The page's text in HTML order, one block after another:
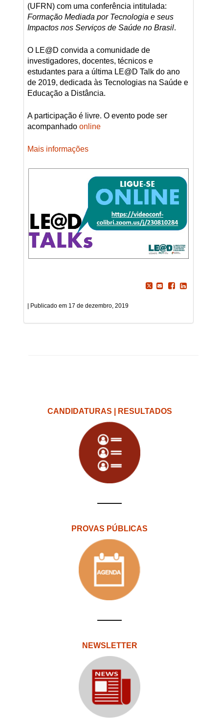
(UFRN) com uma conferência intitulada:
Formação Mediada por Tecnologia e seus
Impactos nos Serviços de Saúde no Brasil.
O LE@D convida a comunidade de
investigadores, docentes, técnicos e
estudantes para a última LE@D Talk do ano
de 2019, dedicada às Tecnologias na Saúde e
Educação a Distância.
A participação é livre. O evento pode ser
acompanhado online
Mais informações
17 de dezembro, 2019
CANDIDATURAS | RESULTADOS
PROVAS PÚBLICAS
NEWSLETTER